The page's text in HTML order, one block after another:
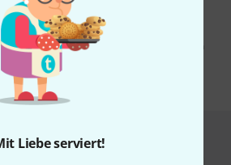
Liebe serviert!
stimmen Sie dem Erhalt von E-Mail-
des E-Mail-Nutzungsverhaltens zu. Die
Weitere Informationen finden Sie in
Datenschutzhinweisen
* Pflichtfeld
bezahlen